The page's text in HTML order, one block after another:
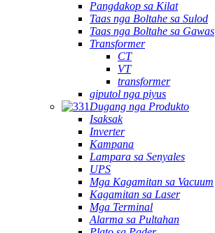
Pangdakop sa Kilat
Taas nga Boltahe sa Sulod
Taas nga Boltahe sa Gawas
Transformer
CT
VT
transformer
giputol nga piyus
Dugang nga Produkto
Isaksak
Inverter
Kampana
Lampara sa Senyales
UPS
Mga Kagamitan sa Vacuum
Kagamitan sa Laser
Mga Terminal
Alarma sa Pultahan